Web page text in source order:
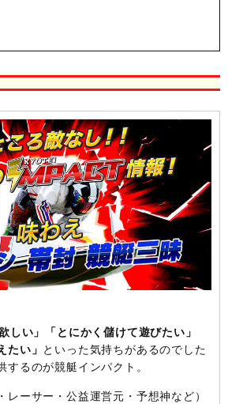
しい」「とにかく儲けて遊びたい」
たい」 といった気持ちがあるのでした
するのが競艇インパクト。
レーサー・公益運営元・予想神など）